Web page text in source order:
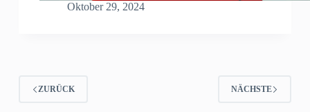
Oktober 29, 2024
ZURÜCK NÄCHSTE